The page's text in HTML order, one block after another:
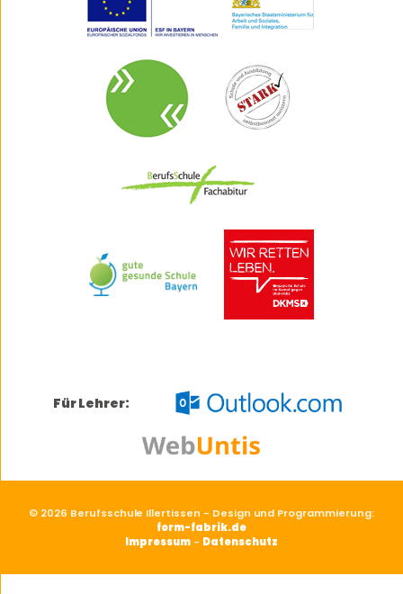
Für Lehrer:
© 2026 Berufsschule Illertissen - Design und Programmierung:
form-fabrik.de
Impressum - Datenschutz